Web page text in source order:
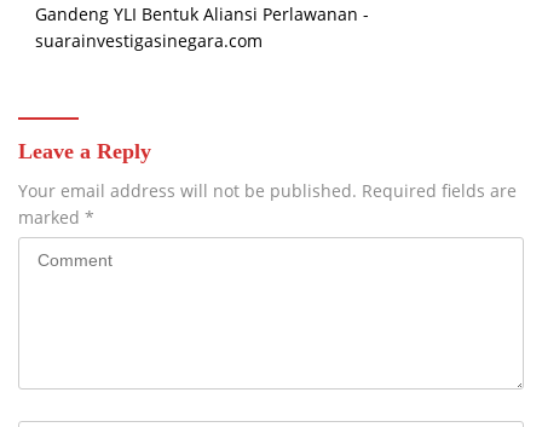
Gandeng YLI Bentuk Aliansi Perlawanan -
suarainvestigasinegara.com
Leave a Reply
Your email address will not be published. Required fields are
marked *